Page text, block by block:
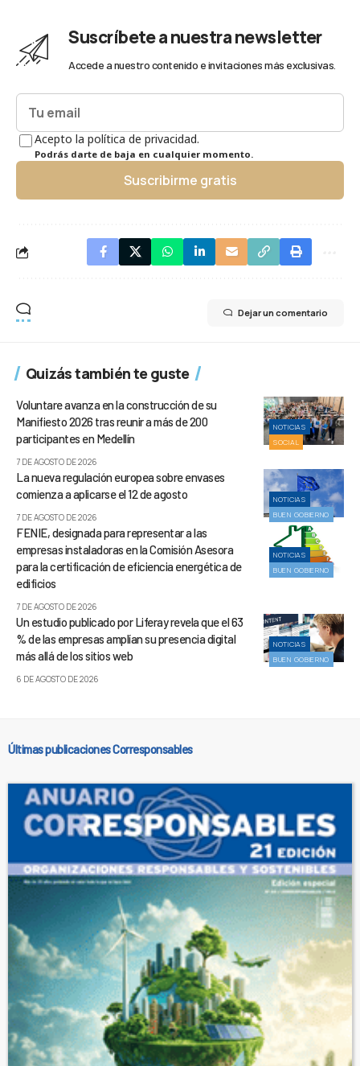
Suscríbete a nuestra newsletter
Accede a nuestro contenido e invitaciones más exclusivas.
Acepto la política de privacidad.
Podrás darte de baja en cualquier momento.
Suscribirme gratis
Dejar un comentario
Quizás también te guste
NOTICIAS
SOCIAL
Voluntare avanza en la construcción de su
Manifiesto 2026 tras reunir a más de 200
participantes en Medellín
7 DE AGOSTO DE 2026
NOTICIAS
BUEN GOBIERNO
La nueva regulación europea sobre envases
comienza a aplicarse el 12 de agosto
7 DE AGOSTO DE 2026
NOTICIAS
BUEN GOBIERNO
FENIE, designada para representar a las
empresas instaladoras en la Comisión Asesora
para la certificación de eficiencia energética de
edificios
7 DE AGOSTO DE 2026
NOTICIAS
BUEN GOBIERNO
Un estudio publicado por Liferay revela que el 63
% de las empresas amplían su presencia digital
más allá de los sitios web
6 DE AGOSTO DE 2026
Últimas publicaciones Corresponsables